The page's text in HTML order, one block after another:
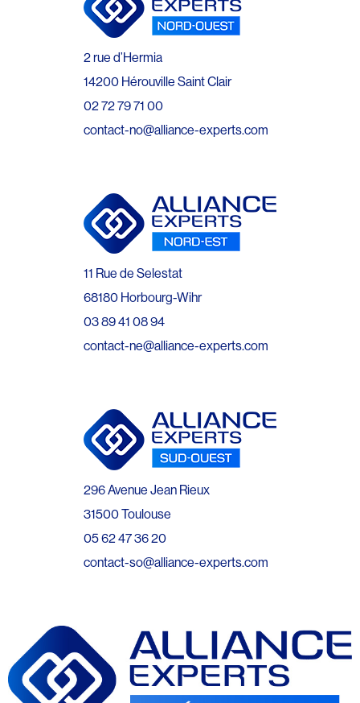
2 rue d’Hermia
14200 Hérouville Saint Clair
02 72 79 71 00
contact-no@alliance-experts.com
11 Rue de Selestat
68180 Horbourg-Wihr
03 89 41 08 94
contact-ne@alliance-experts.com
296 Avenue Jean Rieux
31500 Toulouse
05 62 47 36 20
contact-so@alliance-experts.com